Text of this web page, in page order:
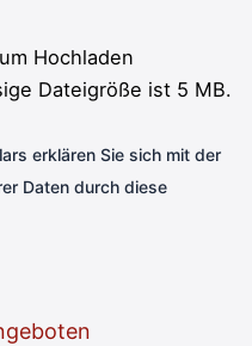
Hochladen
Dateigröße ist 5 MB.
erklären Sie sich mit der
Daten durch diese